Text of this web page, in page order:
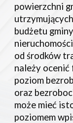
powierzchni
budżetu
od środków
należy ocenić
poziom
oraz
może mieć
poziomem